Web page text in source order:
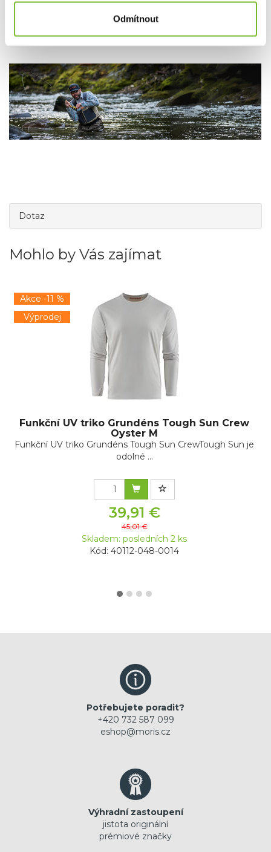
Odmítnout
SAVETHEDAY.CZ je hrdý exkluzivní distributor značky
Grundéns pro Českou republiku a Slovensko.
Dotaz
Mohlo by Vás zajímat
Akce -11 %
Výprodej
Funkční UV triko Grundéns Tough Sun Crew
Oyster M
Funkční UV triko Grundéns Tough Sun CrewTough Sun je
odolné ...
39,91 €
45,01 €
Skladem: posledních 2 ks
Kód: 40112-048-0014
Potřebujete poradit?
+420 732 587 099
eshop@moris.cz
Výhradní zastoupení
jistota originální
prémiové značky